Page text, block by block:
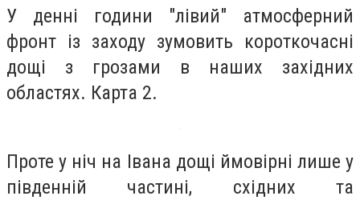
У денні години "лівий" атмосферний
фронт із заходу зумовить короткочасні
дощі з грозами в наших західних
областях. Карта 2.
Проте у ніч на Івана дощі ймовірні лише у
південній частині, східних та